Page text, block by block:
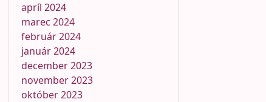
apríl 2024
marec 2024
február 2024
január 2024
december 2023
november 2023
október 2023